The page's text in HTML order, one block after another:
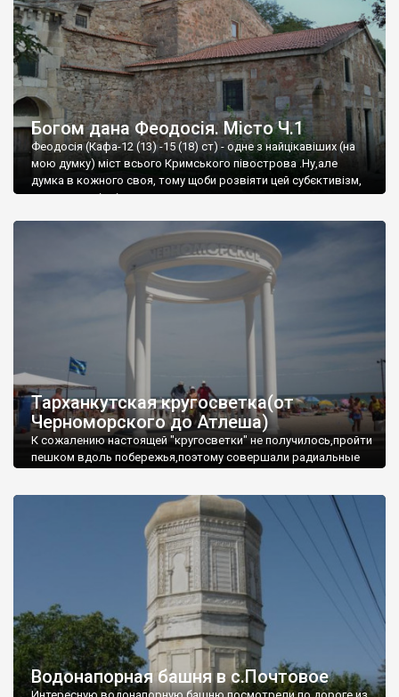
Богом дана Феодосія. Місто Ч.1
Феодосія (Кафа-12 (13) -15 (18) ст) - одне з найцікавіших (на
мою думку) міст всього Кримського півострова .Ну,але
думка в кожного своя, тому щоби розвіяти цей субєктивізм,
запрошую відвідати це
Тарханкутская кругосветка(от
Черноморского до Атлеша)
К сожалению настоящей "кругосветки" не получилось,пройти
пешком вдоль побережья,поэтому совершали радиальные
Водонапорная башня в с.Почтовое